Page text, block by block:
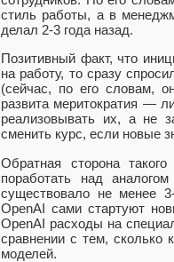
стиль работы, а в
делал 2-3 года назад.
Позитивный факт, что
на работу, то сразу
(сейчас, по его словам,
развита меритократия —
реализовывать их, а не
сменить курс, если новые
Обратная сторона
поработать над
существовало не менее
OpenAI сами стартуют
OpenAI расходы на
сравнении с тем, сколько
моделей.